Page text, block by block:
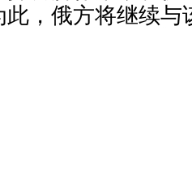
此，俄方将继续与